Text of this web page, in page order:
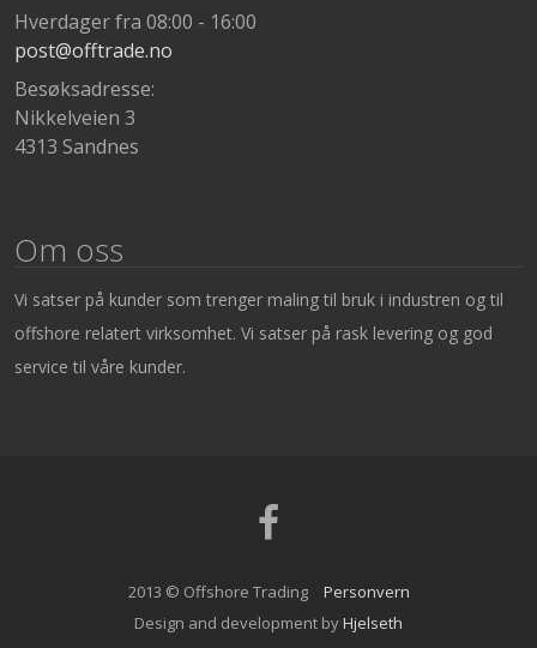
Hverdager fra 08:00 - 16:00
post@offtrade.no
Besøksadresse:
Nikkelveien 3
4313 Sandnes
Om oss
Vi satser på kunder som trenger maling til bruk i industren og til
offshore relatert virksomhet. Vi satser på rask levering og god
service til våre kunder.
2013 © Offshore Trading
Personvern
Design and development byHjelseth